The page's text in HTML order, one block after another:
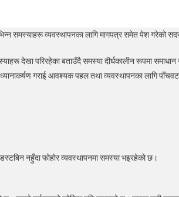
समस्याहरू व्यवस्थापनका लागि मागपत्र समेत पेश गरेको
देखा परिरहेका बताउँदै समस्या दीर्घकालीन रूपमा
गराई आवश्यक पहल तथा व्यवस्थापनका लागि
नहुँदा फोहोर व्यवस्थापनमा समस्या भइरहेको छ।